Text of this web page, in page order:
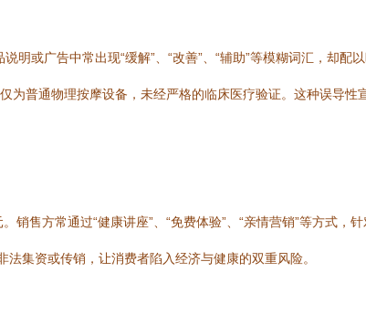
明或广告中常出现“缓解”、“改善”、“辅助”等模糊词汇，却
为普通物理按摩设备，未经严格的临床医疗验证。这种误导
售方常通过“健康讲座”、“免费体验”、“亲情营销”等方式，
集资或传销，让消费者陷入经济与健康的双重风险。